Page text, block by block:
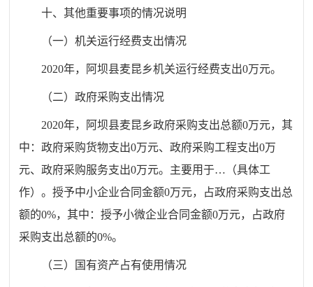
十、其他重要事项的情况说明
（一）机关运行经费支出情况
2020年， 阿坝县麦昆乡机关运行经费支出0万元。
（二）政府采购支出情况
2020年， 阿坝县麦昆乡政府采购支出总额0万元，其
中：政府采购货物支出0万元、政府采购工程支出0万
元、政府采购服务支出0万元。主要用于… （具体工
作）。授予中小企业合同金额0万元，占政府采购支出总
额的0%，其中：授予小微企业合同金额0万元，占政府
采购支出总额的0%。
（三）国有资产占有使用情况